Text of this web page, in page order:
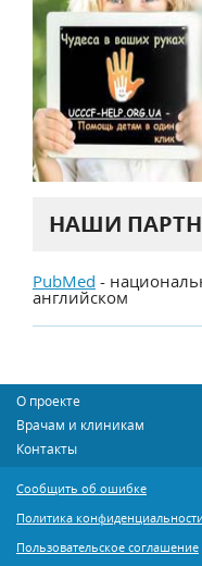
НАШИ
PubMed -
английском
О проекте
Врачам и клиникам
Контакты
Сообщить об ошибке
Политика конфиденциальности
Пользовательское соглашение